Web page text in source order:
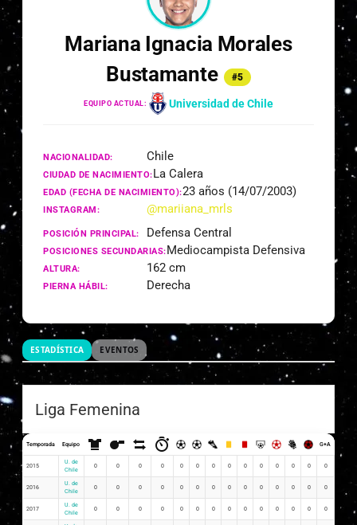
Mariana Ignacia Morales
Bustamante
#5
EQUIPO ACTUAL: Universidad de Chile
NACIONALIDAD: Chile
CIUDAD DE NACIMIENTO:La Calera
EDAD (FECHA DE NACIMIENTO):23 años (14/07/2003)
INSTAGRAM: @mariiana_mrls
POSICIÓN PRINCIPAL: Defensa Central
POSICIONES SECUNDARIAS:Mediocampista Defensiva
ALTURA: 162 cm
PIERNA HÁBIL: Derecha
ESTADÍSTICA EVENTOS
Liga Femenina
Temporada Equipo G+A
2015
U. de
Chile
0 0 0 0 0 0 0 0 0 0 0 0 0 0
2016
U. de
Chile
0 0 0 0 0 0 0 0 0 0 0 0 0 0
2017
U. de
Chile
0 0 0 0 0 0 0 0 0 0 0 0 0 0